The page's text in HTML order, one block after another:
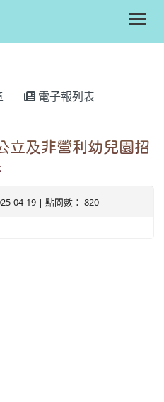
電子報列表
立及非營利幼兒園招
04-19 | 點閱數： 820